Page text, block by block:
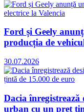
Ford și Geely
producția de
30.07.2026
Dacia
urban cu un preț